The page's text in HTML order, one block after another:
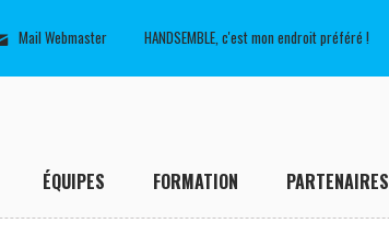
Mail Webmaster HANDSEMBLE, c'est mon endroit préféré !
ÉQUIPES FORMATION PARTENAIRES